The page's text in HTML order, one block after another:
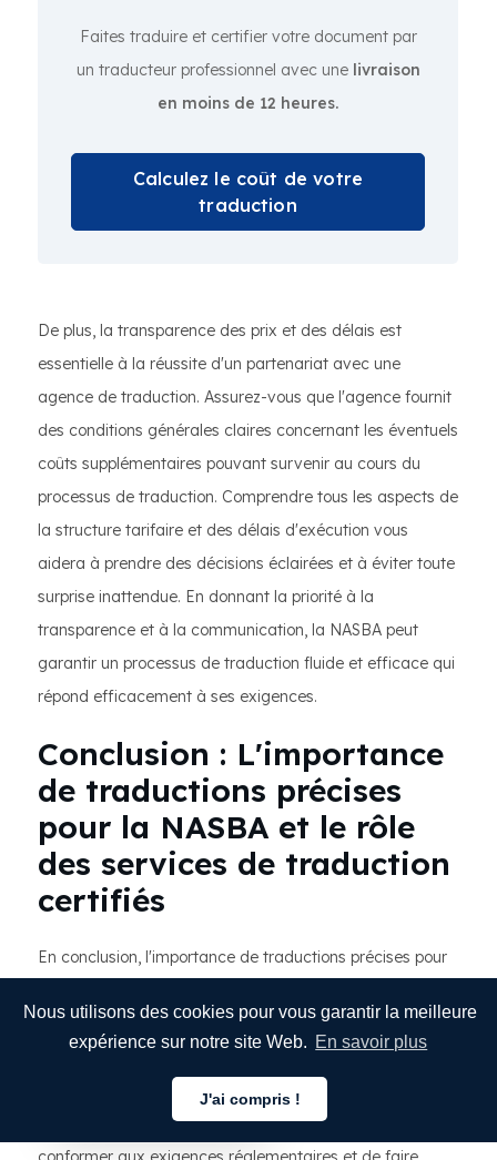
Nous utilisons des cookies pour vous garantir la meilleure
expérience sur notre site Web. En savoir plus
J'ai compris !
Faites traduire et certifier votre document par
un traducteur professionnel avec une livraison
en moins de 12 heures.
Calculez le coût de votre
traduction
De plus, la transparence des prix et des délais est
essentielle à la réussite d'un partenariat avec une
agence de traduction. Assurez-vous que l'agence fournit
des conditions générales claires concernant les éventuels
coûts supplémentaires pouvant survenir au cours du
processus de traduction. Comprendre tous les aspects de
la structure tarifaire et des délais d'exécution vous
aidera à prendre des décisions éclairées et à éviter toute
surprise inattendue. En donnant la priorité à la
transparence et à la communication, la NASBA peut
garantir un processus de traduction fluide et efficace qui
répond efficacement à ses exigences.
Conclusion : L'importance
de traductions précises
pour la NASBA et le rôle
des services de traduction
certifiés
En conclusion, l'importance de traductions précises pour
crédibilité de l'organisation dépendent de la précision des
documents qu'elle produit et diffuse. Des traductions
précises permettent à la NASBA de communiquer
efficacement avec les parties prenantes, de se
Français